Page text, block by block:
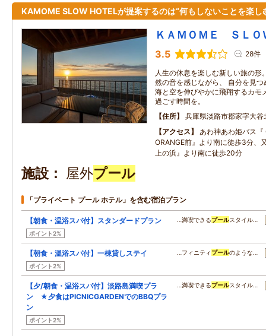
KAMOME SLOW HOTELが提案するのは“何もしないことを楽し
ＫＡＭＯＭＥ ＳＬ
3.5 28件
人生の休息を楽しむ新しい旅の形
然の音を感じながら、 自分を見
海と空を伸びやかに飛翔するカモ
過ごす時間を。
住所
兵庫県淡路市郡家字大谷
アクセス
あわ神あわ姫バス『
ORANGE前』より南に徒歩3分、
上の浜』より南に徒歩20分
施設 屋外プール
「プライベート プール ホテル」を含む宿泊プラン
【朝食・温浴スパ付】スタンダードプラン
ポイント2%
…満喫できるプールスタイル…
【朝食・温浴スパ付】一棟貸しステイ
ポイント2%
…フィニティ プールのような…
【夕/朝食・温浴スパ付】淡路島満喫プラ
ン ★夕食はPICNICGARDENでのBBQプラ
ン
ポイント2%
…満喫できるプールスタイル…